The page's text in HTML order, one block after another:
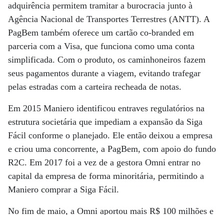
adquirência permitem tramitar a burocracia junto à
Agência Nacional de Transportes Terrestres (ANTT). A
PagBem também oferece um cartão co-branded em
parceria com a Visa, que funciona como uma conta
simplificada. Com o produto, os caminhoneiros fazem
seus pagamentos durante a viagem, evitando trafegar
pelas estradas com a carteira recheada de notas.
Em 2015 Maniero identificou entraves regulatórios na
estrutura societária que impediam a expansão da Siga
Fácil conforme o planejado. Ele então deixou a empresa
e criou uma concorrente, a PagBem, com apoio do fundo
R2C. Em 2017 foi a vez de a gestora Omni entrar no
capital da empresa de forma minoritária, permitindo a
Maniero comprar a Siga Fácil.
No fim de maio, a Omni aportou mais R$ 100 milhões e